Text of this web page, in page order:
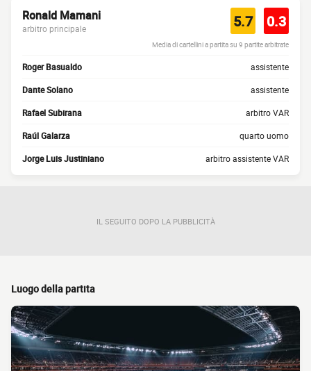
Ronald Mamani
arbitro principale 5.7 0.3
Media di cartellini a partita su 9 partite arbitrate
Roger Basualdo assistente
Dante Solano assistente
Rafael Subirana arbitro VAR
Raúl Galarza quarto uomo
Jorge Luis Justiniano arbitro assistente VAR
IL SEGUITO DOPO LA PUBBLICITÀ
Luogo della partita